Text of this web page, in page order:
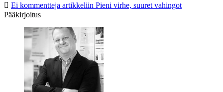
Ei kommentteja artikkeliin Pieni virhe, suuret vahingot
Pääkirjoitus